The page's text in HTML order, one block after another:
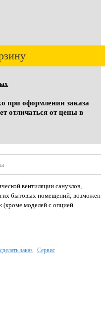
при оформлении заказа
отличаться от цены в
вентиляции санузлов,
бытовых помещений; возможен
(кроме моделей с опцией
заказ Сервис